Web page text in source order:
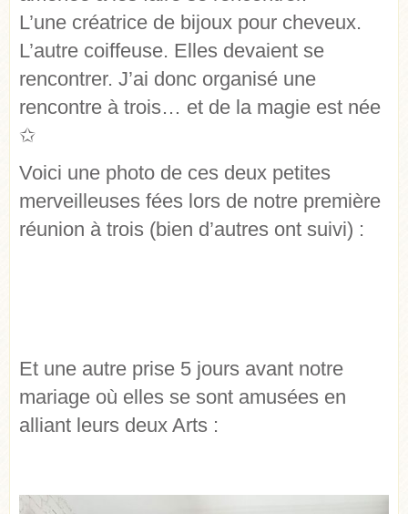
L’une créatrice de bijoux pour cheveux.
L’autre coiffeuse. Elles devaient se
rencontrer. J’ai donc organisé une
rencontre à trois… et de la magie est née
✩
Voici une photo de ces deux petites
merveilleuses fées lors de notre première
réunion à trois (bien d’autres ont suivi) :
Et une autre prise 5 jours avant notre
mariage où elles se sont amusées en
alliant leurs deux Arts :